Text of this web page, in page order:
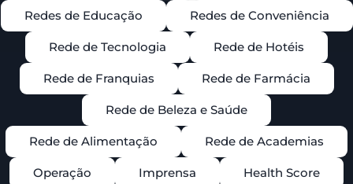
Redes de Educação Redes de Conveniência
Rede de Tecnologia Rede de Hotéis
Rede de Franquias Rede de Farmácia
Rede de Beleza e Saúde
Rede de Alimentação Rede de Academias
Operação Imprensa Health Score